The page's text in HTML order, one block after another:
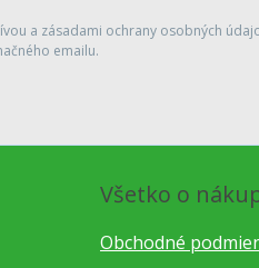
a zásadami ochrany osobných
emailu.
Všetko o
Obchodné